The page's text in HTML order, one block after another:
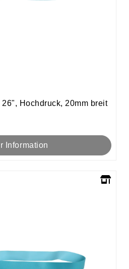
Hochdruck, 20mm breit
Information